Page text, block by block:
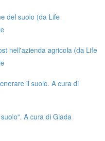
del suolo (da Life
nell'azienda agricola (da Life
il suolo. A cura di
A cura di Giada